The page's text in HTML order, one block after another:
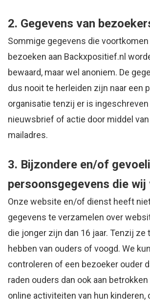
2. Gegevens van
Sommige gegevens die
bezoeken aan Backxpositief.nl
bewaard, maar wel anoniem. De
dus nooit te herleiden zijn naar een
organisatie tenzij er is ingeschreven
nieuwsbrief of actie door middel van
mailadres.
3. Bijzondere en/of
persoonsgegevens die wij
Onze website en/of dienst heeft
gegevens te verzamelen over
die jonger zijn dan 16 jaar. Tenzij
hebben van ouders of voogd. We
controleren of een bezoeker ouder
raden ouders dan ook aan
online activiteiten van hun kinderen,